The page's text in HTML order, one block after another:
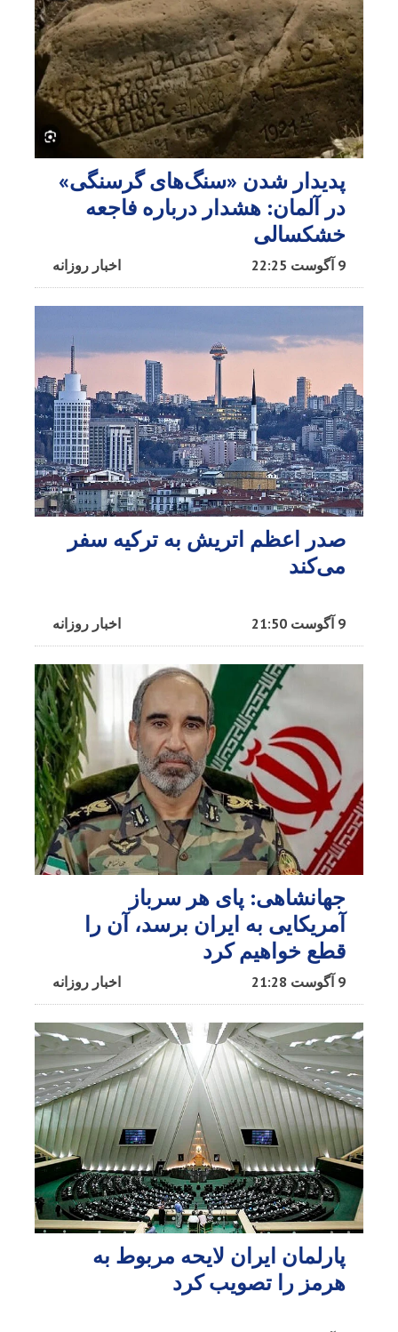
پدیدار شدن «سنگ‌های گرسنگی»
در آلمان: هشدار درباره فاجعه
خشکسالی
اخبار روزانه 9 آگوست 22:25
صدر اعظم اتریش به ترکیه سفر
می‌کند
اخبار روزانه 9 آگوست 21:50
جهانشاهی: پای هر سرباز
آمریکایی به ایران برسد، آن را
قطع خواهیم کرد
اخبار روزانه 9 آگوست 21:28
پارلمان ایران لایحه مربوط به
هرمز را تصویب کرد